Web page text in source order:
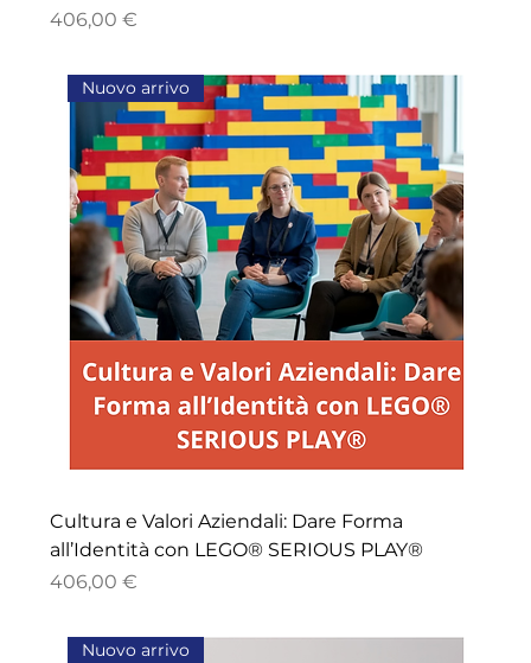
Prezzo
406,00 €
Nuovo arrivo
Cultura e Valori Aziendali: Dare Forma
all’Identità con LEGO® SERIOUS PLAY®
Prezzo
406,00 €
Nuovo arrivo